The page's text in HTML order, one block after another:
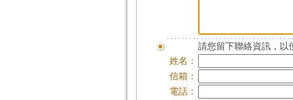
請您留下聯絡資訊，以
姓名：
信箱：
電話：